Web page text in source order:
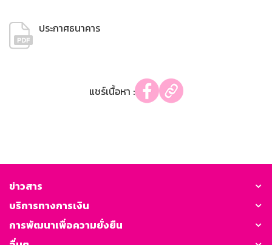
ประกาศธนาคาร
แชร์เนื้อหา :
ข่าวสาร
บริการทางการเงิน
การพัฒนาเพื่อความยั่งยืน